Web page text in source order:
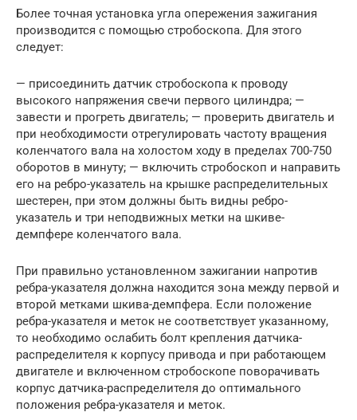
Более точная установка угла опережения зажигания
производится с помощью стробоскопа. Для этого
следует:
— присоединить датчик стробоскопа к проводу
высокого напряжения свечи первого цилиндра; —
завести и прогреть двигатель; — проверить двигатель и
при необходимости отрегулировать частоту вращения
коленчатого вала на холостом ходу в пределах 700-750
оборотов в минуту; — включить стробоскоп и направить
его на ребро-указатель на крышке распределительных
шестерен, при этом должны быть видны ребро-
указатель и три неподвижных метки на шкиве-
демпфере коленчатого вала.
При правильно установленном зажигании напротив
ребра-указателя должна находится зона между первой и
второй метками шкива-демпфера. Если положение
ребра-указателя и меток не соответствует указанному,
то необходимо ослабить болт крепления датчика-
распределителя к корпусу привода и при работающем
двигателе и включенном стробоскопе поворачивать
корпус датчика-распределителя до оптимального
положения ребра-указателя и меток.